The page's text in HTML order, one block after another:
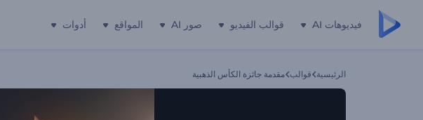
فيديوهات AI قوالب الفيديو صور AI المواقع أدوات
الرئيسية قوالب مقدمة جائزة الكأس الذهبية